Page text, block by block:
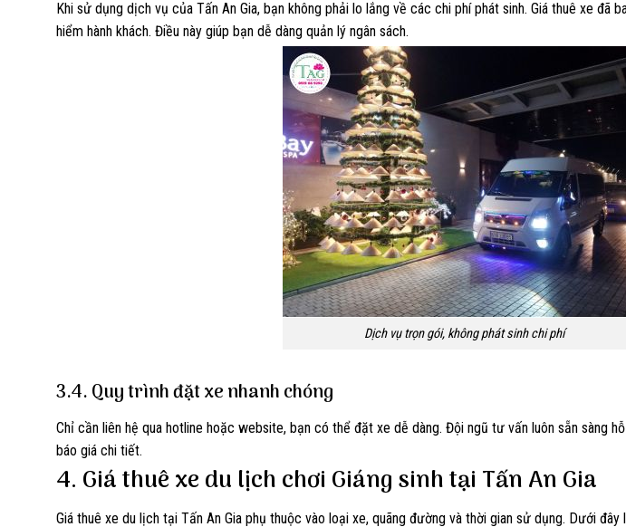
Khi sử dụng dịch vụ của Tấn An Gia, bạn không phải lo lắng về các chi phí phát sinh. Giá thuê xe đã
hiểm hành khách. Điều này giúp bạn dễ dàng quản lý ngân sách.
Dịch vụ trọn gói, không phát sinh chi phí
3.4. Quy trình đặt xe nhanh chóng
Chỉ cần liên hệ qua hotline hoặc website, bạn có thể đặt xe dễ dàng. Đội ngũ tư vấn luôn sẵn sàng
báo giá chi tiết.
4. Giá thuê xe du lịch chơi Giáng sinh tại Tấn An Gia
Giá thuê xe du lịch tại Tấn An Gia phụ thuộc vào loại xe, quãng đường và thời gian sử dụng. Dưới đây